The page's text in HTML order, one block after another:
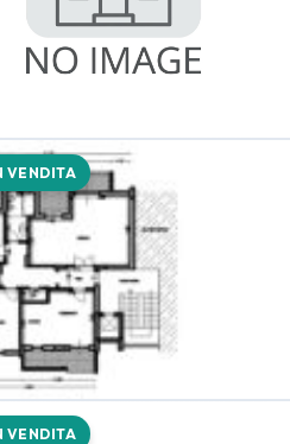
VENDITA
VENDITA